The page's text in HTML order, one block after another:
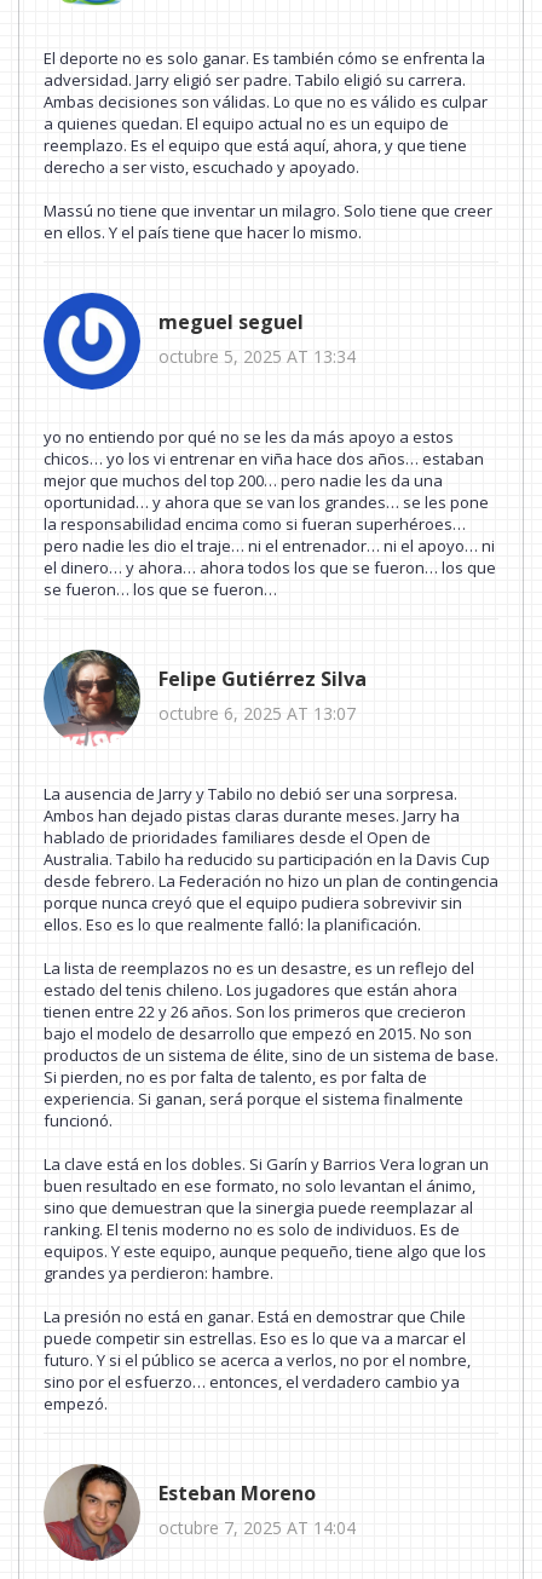
El deporte no es solo ganar. Es también cómo se enfrenta la
adversidad. Jarry eligió ser padre. Tabilo eligió su carrera.
Ambas decisiones son válidas. Lo que no es válido es culpar
a quienes quedan. El equipo actual no es un equipo de
reemplazo. Es el equipo que está aquí, ahora, y que tiene
derecho a ser visto, escuchado y apoyado.
Massú no tiene que inventar un milagro. Solo tiene que creer
en ellos. Y el país tiene que hacer lo mismo.
meguel seguel
octubre 5, 2025 AT 13:34
yo no entiendo por qué no se les da más apoyo a estos
chicos… yo los vi entrenar en viña hace dos años… estaban
mejor que muchos del top 200… pero nadie les da una
oportunidad… y ahora que se van los grandes… se les pone
la responsabilidad encima como si fueran superhéroes…
pero nadie les dio el traje… ni el entrenador… ni el apoyo… ni
el dinero… y ahora… ahora todos los que se fueron… los que
se fueron… los que se fueron…
Felipe Gutiérrez Silva
octubre 6, 2025 AT 13:07
La ausencia de Jarry y Tabilo no debió ser una sorpresa.
Ambos han dejado pistas claras durante meses. Jarry ha
hablado de prioridades familiares desde el Open de
Australia. Tabilo ha reducido su participación en la Davis Cup
desde febrero. La Federación no hizo un plan de contingencia
porque nunca creyó que el equipo pudiera sobrevivir sin
ellos. Eso es lo que realmente falló: la planificación.
La lista de reemplazos no es un desastre, es un reflejo del
estado del tenis chileno. Los jugadores que están ahora
tienen entre 22 y 26 años. Son los primeros que crecieron
bajo el modelo de desarrollo que empezó en 2015. No son
productos de un sistema de élite, sino de un sistema de base.
Si pierden, no es por falta de talento, es por falta de
experiencia. Si ganan, será porque el sistema finalmente
funcionó.
La clave está en los dobles. Si Garín y Barrios Vera logran un
buen resultado en ese formato, no solo levantan el ánimo,
sino que demuestran que la sinergia puede reemplazar al
ranking. El tenis moderno no es solo de individuos. Es de
equipos. Y este equipo, aunque pequeño, tiene algo que los
grandes ya perdieron: hambre.
La presión no está en ganar. Está en demostrar que Chile
puede competir sin estrellas. Eso es lo que va a marcar el
futuro. Y si el público se acerca a verlos, no por el nombre,
sino por el esfuerzo… entonces, el verdadero cambio ya
empezó.
Esteban Moreno
octubre 7, 2025 AT 14:04